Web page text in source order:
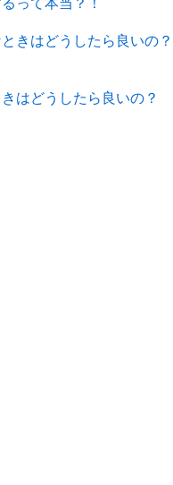
はどうしたら良いの？